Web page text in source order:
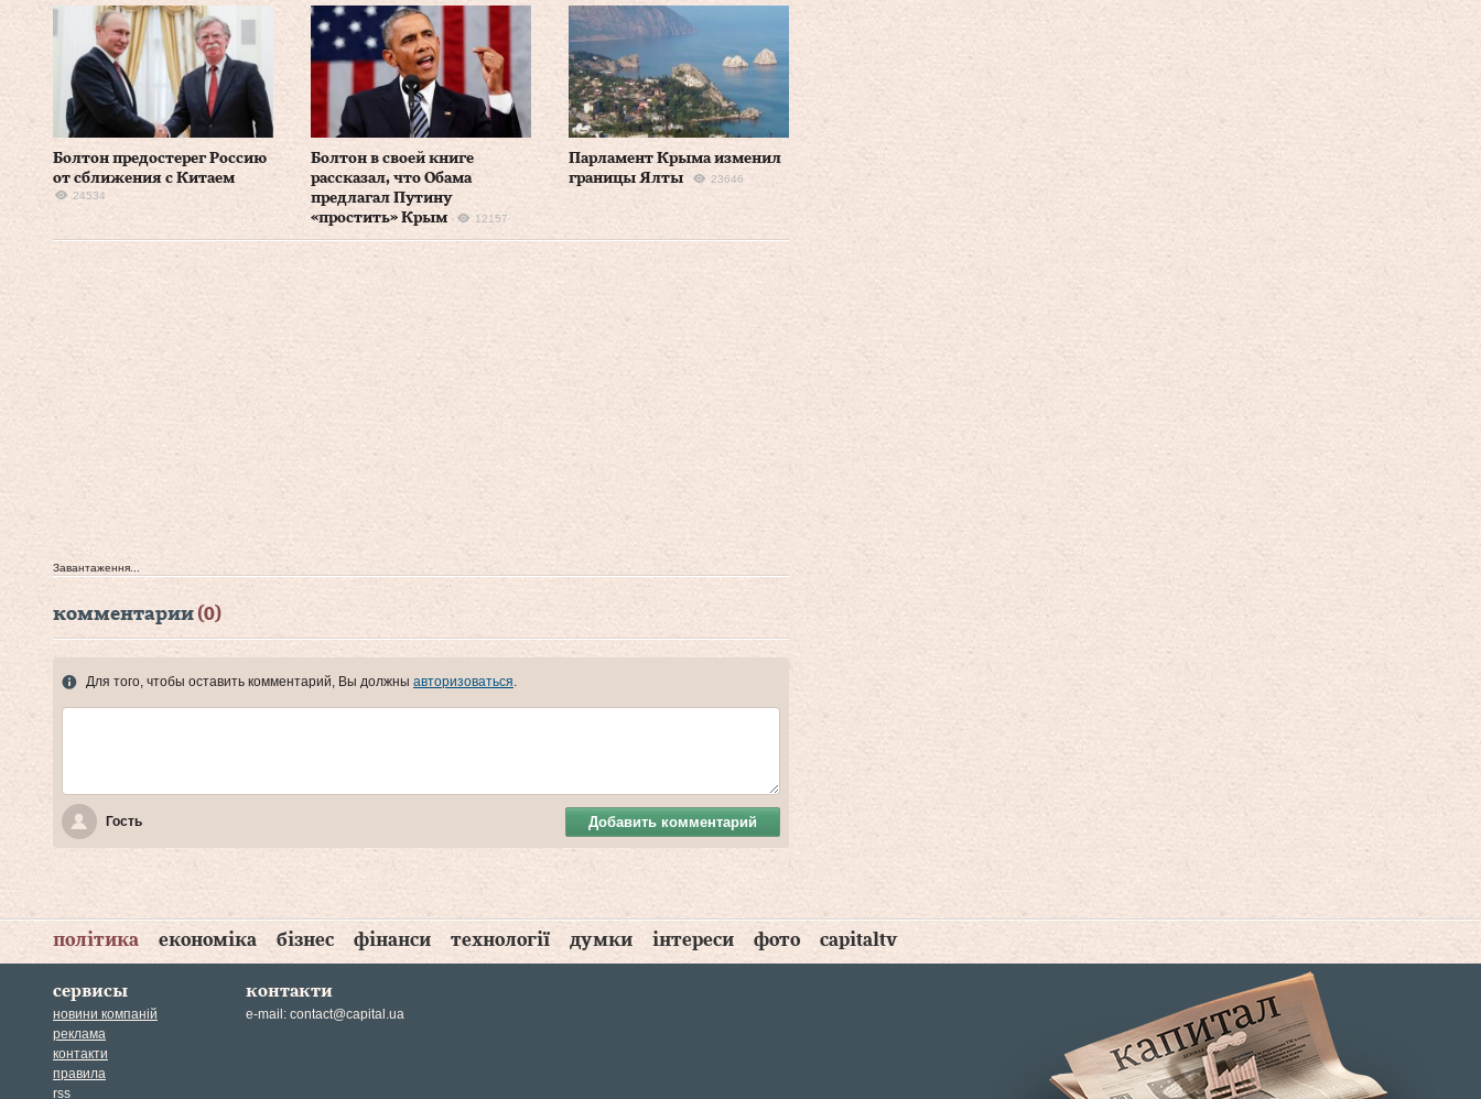
Болтон предостерег Россию
от сближения с Китаем
24534
Болтон в своей книге
рассказал, что Обама
предлагал Путину
«простить» Крым
12157
Парламент Крыма изменил
границы Ялты
23646
Завантаження...
комментарии(0)
Для того, чтобы оставить комментарий, Вы должны авторизоваться
Гость Добавить комментарий
політика економіка бізнес фінанси технології думки інтереси фото capitaltv
сервисы
новини компаній
реклама
контакти
правила
rss
контакти
e-mail: contact@capital.ua